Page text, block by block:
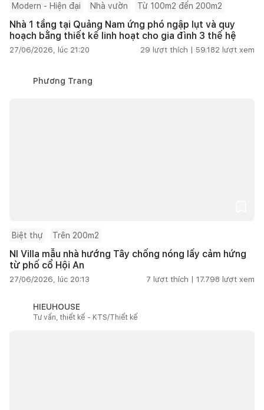
Modern - Hiện đại Nhà vườn Từ 100m2 đến 200m2
Nhà 1 tầng tại Quảng Nam ứng phó ngập lụt và quy
hoạch bằng thiết kế linh hoạt cho gia đình 3 thế hệ
27/06/2026, lúc 21:20 29 lượt thích | 59.182 lượt xem
Phương Trang
Biệt thự Trên 200m2
NI Villa mẫu nhà hướng Tây chống nóng lấy cảm hứng
từ phố cổ Hội An
27/06/2026, lúc 20:13 7 lượt thích | 17.798 lượt xem
HIEUHOUSE
Tư vấn, thiết kế - KTS/Thiết kế